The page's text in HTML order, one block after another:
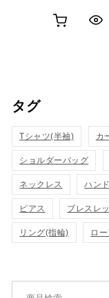
タグ
Tシャツ(半袖) カ
ショルダーバッグ
ネックレス ハン
ピアス ブレスレ
リング(指輪) ロ